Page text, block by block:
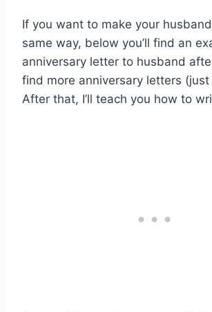
If you want to make your
same way, below you’ll find an
anniversary letter to husband
find more anniversary letters (just
After that, I’ll teach you how to